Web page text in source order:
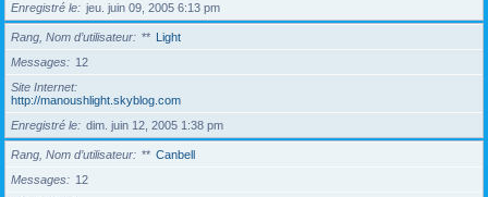
Enregistré le
jeu. juin 09, 2005 6:13 pm
Rang, Nom d’utilisateur ** Light
Messages
12
Site Internet
http://manoushlight.skyblog.com
Enregistré le
dim. juin 12, 2005 1:38 pm
Rang, Nom d’utilisateur ** Canbell
Messages
12